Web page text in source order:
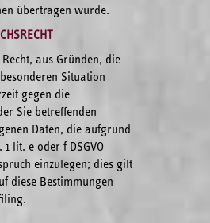
übertragen wurde.
aus Gründen, die
Situation
gegen die
Sie betreffenden
Daten, die aufgrund
lit. e oder f DSGVO
einzulegen; dies gilt
diese Bestimmungen